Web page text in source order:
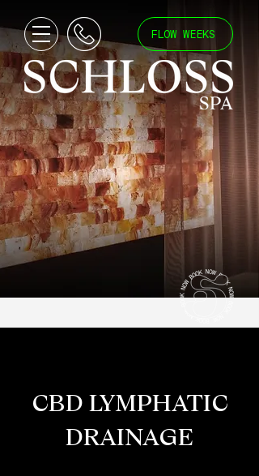
FLOW WEEKS
CBD LYMPHATIC
DRAINAGE